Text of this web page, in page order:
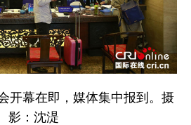
开幕在即，媒体集中报到。摄
影：沈湜